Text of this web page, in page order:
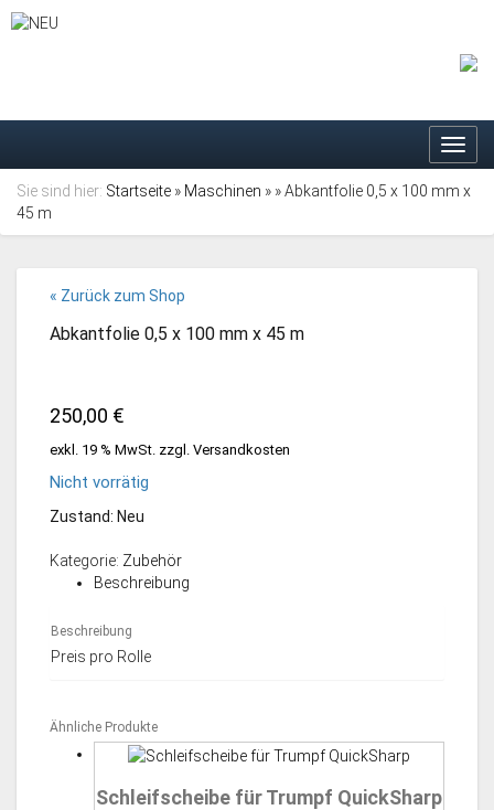
Sie sind hier: Startseite » Maschinen » » Abkantfolie 0,5 x 100 mm x
45 m
« Zurück zum Shop
Abkantfolie 0,5 x 100 mm x 45 m
250,00 €
exkl. 19 % MwSt. zzgl. Versandkosten
Nicht vorrätig
Zustand: Neu
Kategorie: Zubehör
Beschreibung
Beschreibung
Preis pro Rolle
Ähnliche Produkte
Schleifscheibe für Trumpf QuickSharp